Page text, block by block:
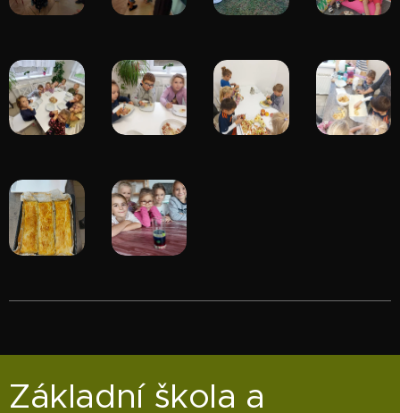
Základní škola a